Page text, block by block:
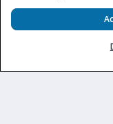
Secretaria de Prêmios e
247, de